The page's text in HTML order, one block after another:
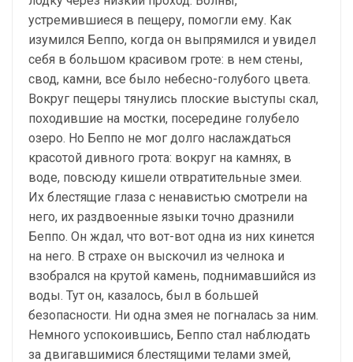
устремившиеся в пещеру, помогли ему. Как
изумился Беппо, когда он выпрямился и увидел
себя в большом красивом гроте: в нем стены,
свод, камни, все было небесно-голубого цвета.
Вокруг пещеры тянулись плоские выступы скал,
походившие на мостки, посередине голубело
озеро. Но Беппо не мог долго наслаждаться
красотой дивного грота: вокруг на камнях, в
воде, повсюду кишели отвратительные змеи.
Их блестящие глаза с ненавистью смотрели на
него, их раздвоенные языки точно дразнили
Беппо. Он ждал, что вот-вот одна из них кинется
на него. В страхе он выскочил из челнока и
взобрался на крутой камень, поднимавшийся из
воды. Тут он, казалось, был в большей
безопасности. Ни одна змея не погналась за ним.
Немного успокоившись, Беппо стал наблюдать
за двигавшимися блестящими телами змей,